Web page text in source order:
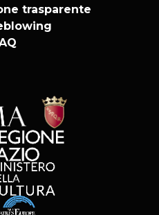
trasparente